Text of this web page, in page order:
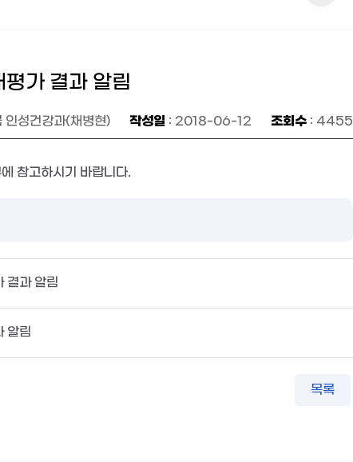
가 결과 알림
인성건강과(채병현) 작성일 : 2018-06-12 조회수 : 4455
참고하시기 바랍니다.
결과 알림
알림
목록